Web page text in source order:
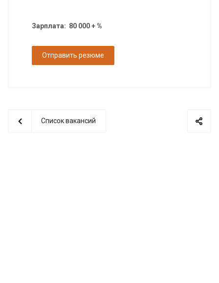
Зарплата: 80 000 + %
Отправить резюме
Список вакансий